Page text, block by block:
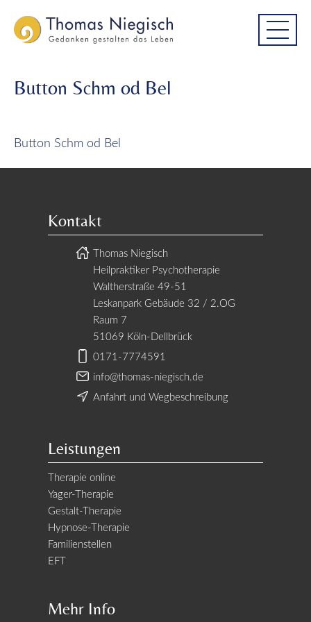
to
to
Button Schm od Bel
Button Schm od Bel
Kontakt
Thomas Niegisch
Heilpraktiker Psychotherapie
Waltherstraße 49-51
Leskanpark Gebäude 32 / 2.OG
Raum 7
51069 Köln-Dellbrück
0171-7774591
info@thomas-niegisch.de
Anfahrt und Wegbeschreibung
Leistungen
Therapie online
Yager-Therapie
Gestalt-Therapie
Hypnose-Therapie
Familienstellen
EFT
Mehr Info